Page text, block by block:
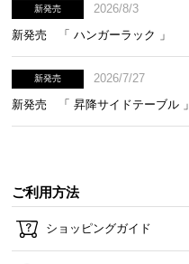
新発売
2026/8/3
新発売 「 ハンガーラック 」
新発売
2026/7/27
新発売 「 昇降サイドテーブル 」
ご利用方法
ショッピングガイド